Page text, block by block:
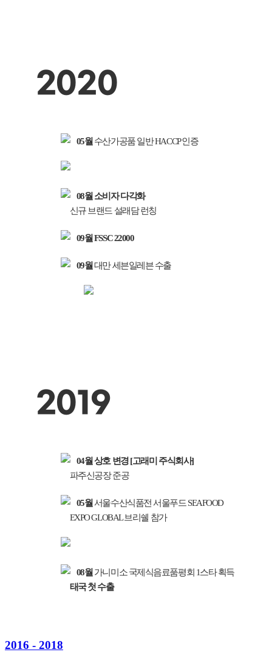
2020
05월 수산가공품 일반 HACCP 인증
08월 소비자 다각화
신규 브랜드 설래담 런칭
09월 FSSC 22000
09월 대만 세븐일레븐 수출
2019
04월 상호 변경 [고래미 주식회사]
파주신공장 준공
05월 서울수산식품전 서울푸드 SEAFOOD
EXPO GLOBAL 브리쉘 참가
08월 가니미소 국제식음료품평회 1스타 획득
태국 첫 수출
2016 - 2018